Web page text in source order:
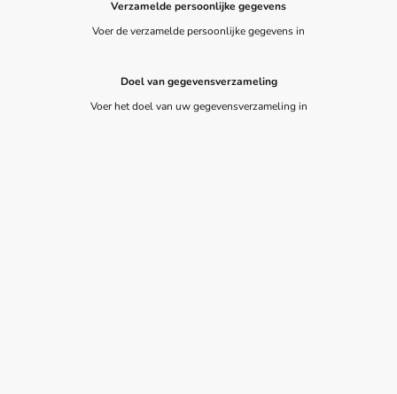
Verzamelde persoonlijke gegevens
Voer de verzamelde persoonlijke gegevens in
Doel van gegevensverzameling
Voer het doel van uw gegevensverzameling in